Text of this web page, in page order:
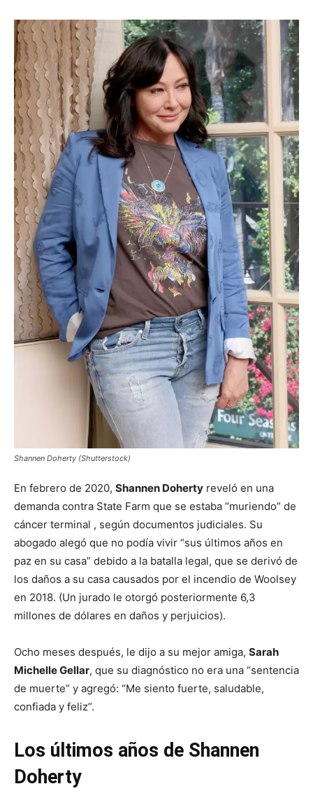
Shannen Doherty (Shutterstock)
En febrero de 2020, Shannen Doherty reveló en una
demanda contra State Farm que se estaba “muriendo” de
cáncer terminal , según documentos judiciales. Su
abogado alegó que no podía vivir “sus últimos años en
paz en su casa” debido a la batalla legal, que se derivó de
los daños a su casa causados ​​por el incendio de Woolsey
en 2018. (Un jurado le otorgó posteriormente 6,3
millones de dólares en daños y perjuicios).
Ocho meses después, le dijo a su mejor amiga, Sarah
Michelle Gellar, que su diagnóstico no era una “sentencia
de muerte” y agregó: “Me siento fuerte, saludable,
confiada y feliz”.
Los últimos años de Shannen
Doherty